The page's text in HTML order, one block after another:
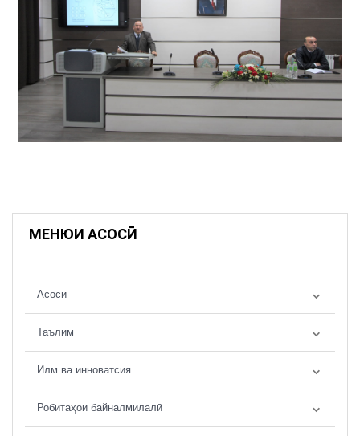
МЕНЮИ АСОСӢ
Асосӣ
Таълим
Илм ва инноватсия
Робитаҳои байналмилалӣ